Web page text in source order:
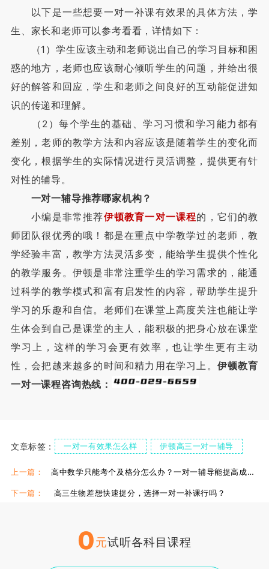
以下是一些想要一对一补课有效果的具体方法，学
生、家长和老师可以参考看看，详情如下：
（1）学生应该主动和老师说出自己的学习目标和困
惑的地方，老师也应该耐心倾听学生的问题，并给出很
好的解答和回应，学生和老师之间良好的互动能促进知
识的传递和理解。
（2）每个学生的基础、学习习惯和学习能力都有
差别，老师的教学方法和内容应该是随着学生的变化而
变化，根据学生的实际情况进行灵活调整，提供更有针
对性的辅导。
一对一辅导推荐哪家机构？
小编是非常推荐伊顿教育一对一课程的，它们的教
师团队很优秀的哦！都是在重点中学教学过的老师，教
学经验丰富，教学方法灵活多变，能给学生提供个性化
的教学服务。伊顿是非常注重学生的学习需求的，能通
过科学的教学模式和富有启发性的内容，帮助学生提升
学习的乐趣和自信。老师们在课堂上高度关注也能让学
生体会到自己是课堂的主人，能积极的把身心放在课堂
学习上，这样的学习会更有效率，也让学生更有主动
性，会把越来越多的时间和精力用在学习上。 伊顿教育
一对一课程咨询热线：
文章标签： 一对一有效果怎么样 伊顿高三一对一辅导
西安高三辅导一对一 伊顿高中一对一补习
上一篇： 高中数学只能考个及格分怎么办？一对一辅导能提高成绩吗？
下一篇： 高三生物差想快速提分，选择一对一补课行吗？
0元试听各科目课程